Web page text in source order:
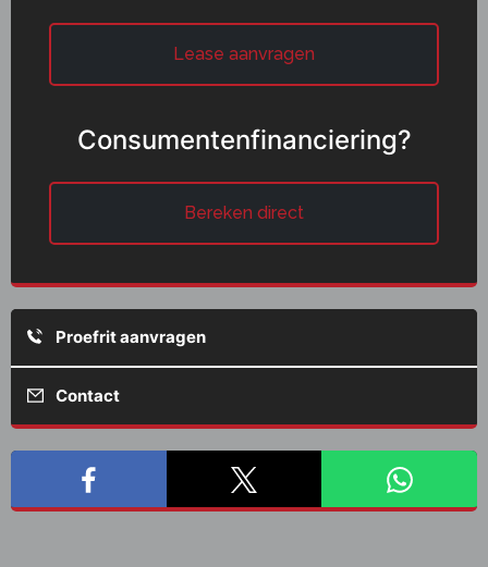
Lease aanvragen
Consumentenfinanciering?
Bereken direct
Proefrit aanvragen
Contact